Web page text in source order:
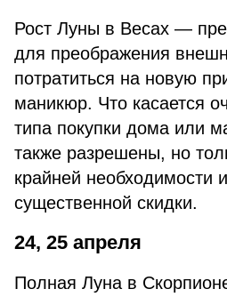
Рост Луны в Весах —
для преображения
потратиться на новую
маникюр. Что касается
типа покупки дома или
также разрешены, но
крайней необходимости
существенной скидки.
24, 25 апреля
Полная Луна в